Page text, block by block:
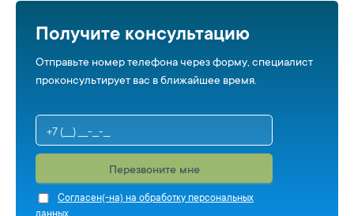
Получите консультацию
Отправьте номер телефона через форму, специалист
проконсультирует вас в ближайшее время.
Перезвоните мне
Cогласен(-на) на обработку персональных